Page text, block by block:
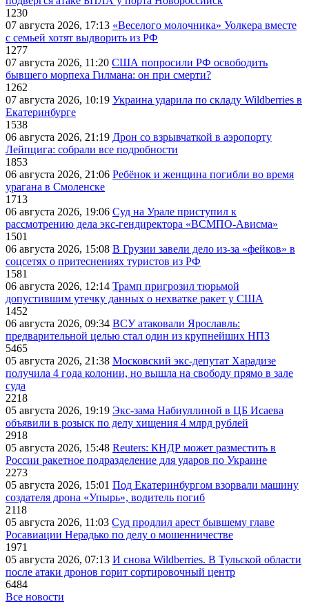
1230
07 августа 2026, 17:13 «Веселого молочника» Уолкера вместе
с семьей хотят выдворить из РФ
1277
07 августа 2026, 11:20 США попросили РФ освободить
бывшего морпеха Гилмана: он при смерти?
1262
07 августа 2026, 10:19 Украина ударила по складу Wildberries в
Екатеринбурге
1538
06 августа 2026, 21:19 Дрон со взрывчаткой в аэропорту
Лейпцига: собрали все подробности
1853
06 августа 2026, 21:06 Ребёнок и женщина погибли во время
урагана в Смоленске
1713
06 августа 2026, 19:06 Суд на Урале приступил к
рассмотрению дела экс-гендиректора «ВСМПО-Ависма»
1501
06 августа 2026, 15:08 В Грузии завели дело из-за «фейков» в
соцсетях о притеснениях туристов из РФ
1581
06 августа 2026, 12:14 Трамп пригрозил тюрьмой
допустившим утечку данных о нехватке ракет у США
1452
06 августа 2026, 09:34 ВСУ атаковали Ярославль:
предварительной целью стал один из крупнейших НПЗ
5465
05 августа 2026, 21:38 Московский экс-депутат Харадизе
получила 4 года колонии, но вышла на свободу прямо в зале
суда
2218
05 августа 2026, 19:19 Экс-зама Набиуллиной в ЦБ Исаева
объявили в розыск по делу хищения 4 млрд рублей
2918
05 августа 2026, 15:48 Reuters: КНДР может разместить в
России ракетное подразделение для ударов по Украине
2273
05 августа 2026, 15:01 Под Екатеринбургом взорвали машину
создателя дрона «Упырь», водитель погиб
2118
05 августа 2026, 11:03 Суд продлил арест бывшему главе
Росавиации Нерадько по делу о мошенничестве
1971
05 августа 2026, 07:13 И снова Wildberries. В Тульской области
после атаки дронов горит сортировочный центр
6484
Все новости